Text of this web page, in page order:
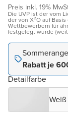
Preis inkl. 19%
Die UVP ist der vom
der von X²O auf
Wettbewerbern für
festgelegt wurde
Rabatt je
Detailfarbe